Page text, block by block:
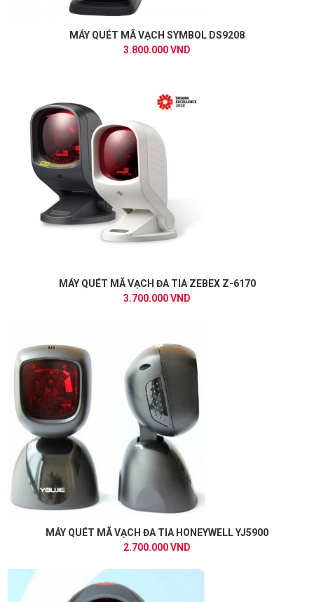
MÁY QUÉT MÃ VẠCH SYMBOL DS9208
3.800.000 VND
MÁY QUÉT MÃ VẠCH ĐA TIA ZEBEX Z-6170
3.700.000 VND
MÁY QUÉT MÃ VẠCH ĐA TIA HONEYWELL YJ5900
2.700.000 VND